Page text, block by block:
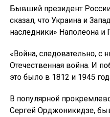
Бывший президент
сказал, что Украина и
наследники» Наполеона и
«Война, следовательно, с
Отечественная война. И
это было в 1812 и 1945
В популярной
Сергей Орджоникидзе,